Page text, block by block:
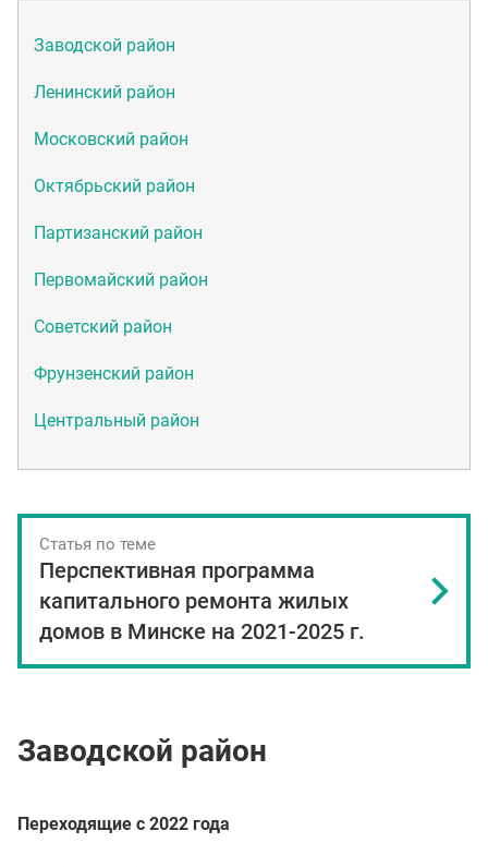
Заводской район
Ленинский район
Московский район
Октябрьский район
Партизанский район
Первомайский район
Советский район
Фрунзенский район
Центральный район
Статья по теме
Перспективная программа
капитального ремонта жилых
домов в Минске на 2021-2025 г.
Заводской район
Переходящие с 2022 года